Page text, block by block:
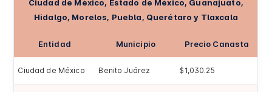
Ciudad de México, Estado de México, Guanajuato,
Hidalgo, Morelos, Puebla, Querétaro y Tlaxcala
Entidad Municipio Precio Canasta
Ciudad de México Benito Juárez $1,030.25